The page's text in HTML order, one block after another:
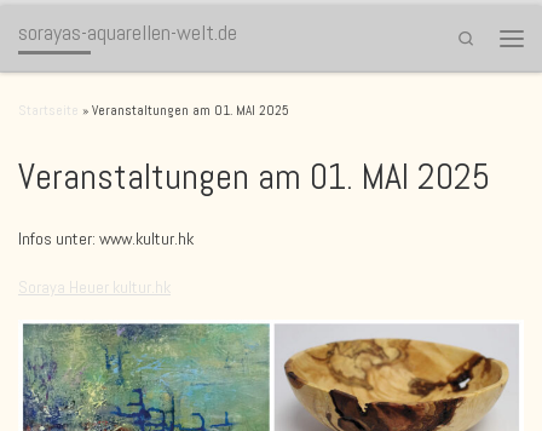
Zum Inhalt springen
sorayas-aquarellen-welt.de
Search
Startseite » Veranstaltungen am 01. MAI 2025
Veranstaltungen am 01. MAI 2025
Infos unter: www.kultur.hk
Soraya Heuer kultur.hk